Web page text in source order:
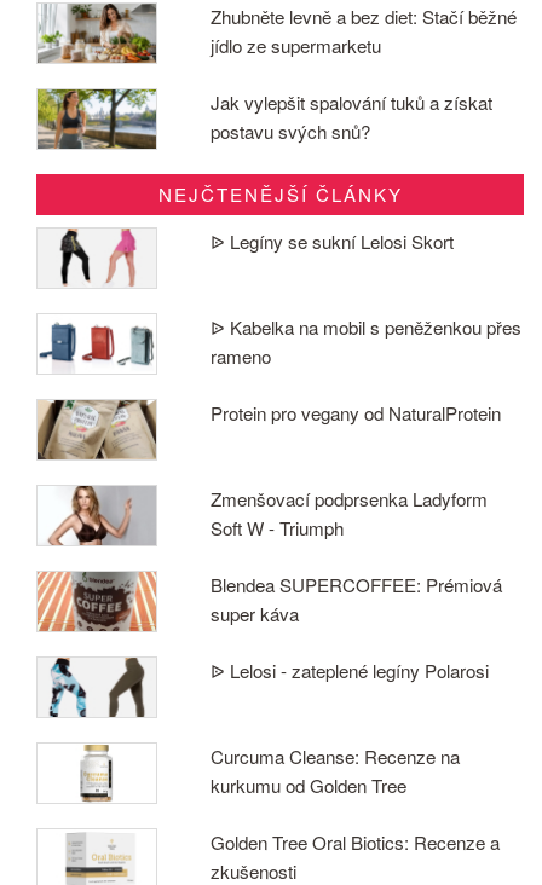
Zhubněte levně a bez diet: Stačí běžné
jídlo ze supermarketu
Jak vylepšit spalování tuků a získat
postavu svých snů?
NEJČTENĚJŠÍ ČLÁNKY
ᐉ Legíny se sukní Lelosi Skort
ᐉ Kabelka na mobil s peněženkou přes
rameno
Protein pro vegany od NaturalProtein
Zmenšovací podprsenka Ladyform
Soft W - Triumph
Blendea SUPERCOFFEE: Prémiová
super káva
ᐉ Lelosi - zateplené legíny Polarosi
Curcuma Cleanse: Recenze na
kurkumu od Golden Tree
Golden Tree Oral Biotics: Recenze a
zkušenosti